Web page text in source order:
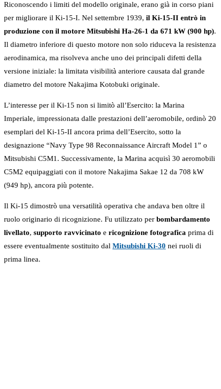
Riconoscendo i limiti del modello originale, erano già in corso piani
per migliorare il Ki-15-I. Nel settembre 1939, il Ki-15-II entrò in
produzione con il motore Mitsubishi Ha-26-1 da 671 kW (900 hp).
Il diametro inferiore di questo motore non solo riduceva la resistenza
aerodinamica, ma risolveva anche uno dei principali difetti della
versione iniziale: la limitata visibilità anteriore causata dal grande
diametro del motore Nakajima Kotobuki originale.
L’interesse per il Ki-15 non si limitò all’Esercito: la Marina
Imperiale, impressionata dalle prestazioni dell’aeromobile, ordinò 20
esemplari del Ki-15-II ancora prima dell’Esercito, sotto la
designazione “Navy Type 98 Reconnaissance Aircraft Model 1” o
Mitsubishi C5M1. Successivamente, la Marina acquisì 30 aeromobili
C5M2 equipaggiati con il motore Nakajima Sakae 12 da 708 kW
(949 hp), ancora più potente.
Il Ki-15 dimostrò una versatilità operativa che andava ben oltre il
ruolo originario di ricognizione. Fu utilizzato per bombardamento
livellato, supporto ravvicinato e ricognizione fotografica prima di
essere eventualmente sostituito dal Mitsubishi Ki-30 nei ruoli di
prima linea.